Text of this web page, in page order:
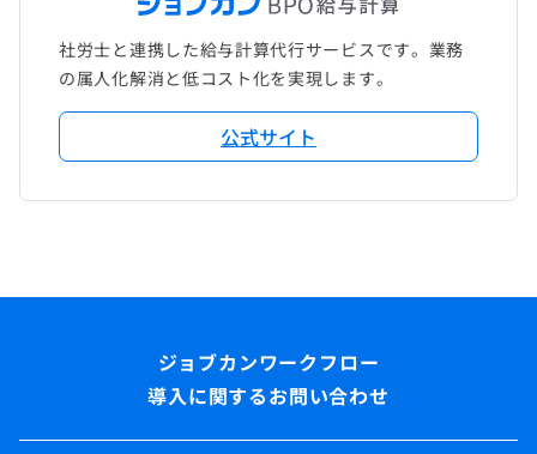
社労士と連携した給与計算代行サービスです。業務
の属人化解消と低コスト化を実現します。
公式サイト
導入に関するお問い合わせ